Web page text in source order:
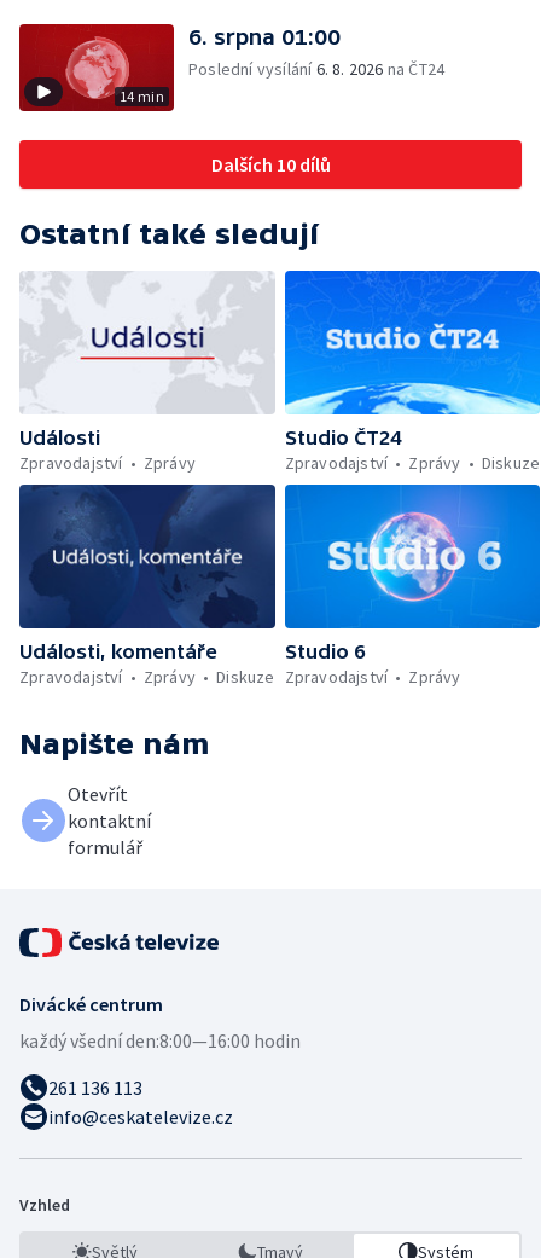
14 min
6. srpna 01:00
Poslední vysílání6. 8. 2026 na ČT24
Dalších 10 dílů
Ostatní také sledují
Události
Zpravodajství
Zprávy
Studio ČT24
Zpravodajství
Zprávy Diskuze
Události, komentáře
Zpravodajství
Zprávy Diskuze
Studio 6
Zpravodajství
Zprávy
Napište nám
Otevřít
kontaktní
formulář
Divácké centrum
každý všední den:8:00—16:00 hodin
261 136 113
info@ceskatelevize.cz
Vzhled
Světlý Tmavý Systém